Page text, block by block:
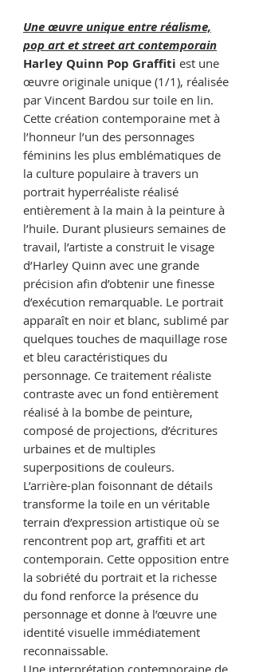
Une œuvre unique entre réalisme,
pop art et street art contemporain
Harley Quinn Pop Graffiti est une
œuvre originale unique (1/1), réalisée
par Vincent Bardou sur toile en lin.
Cette création contemporaine met à
l’honneur l’un des personnages
féminins les plus emblématiques de
la culture populaire à travers un
portrait hyperréaliste réalisé
entièrement à la main à la peinture à
l’huile. Durant plusieurs semaines de
travail, l’artiste a construit le visage
d’Harley Quinn avec une grande
précision afin d’obtenir une finesse
d’exécution remarquable. Le portrait
apparaît en noir et blanc, sublimé par
quelques touches de maquillage rose
et bleu caractéristiques du
personnage. Ce traitement réaliste
contraste avec un fond entièrement
réalisé à la bombe de peinture,
composé de projections, d’écritures
urbaines et de multiples
superpositions de couleurs.
L’arrière-plan foisonnant de détails
transforme la toile en un véritable
terrain d’expression artistique où se
rencontrent pop art, graffiti et art
contemporain. Cette opposition entre
la sobriété du portrait et la richesse
du fond renforce la présence du
personnage et donne à l’œuvre une
identité visuelle immédiatement
reconnaissable.